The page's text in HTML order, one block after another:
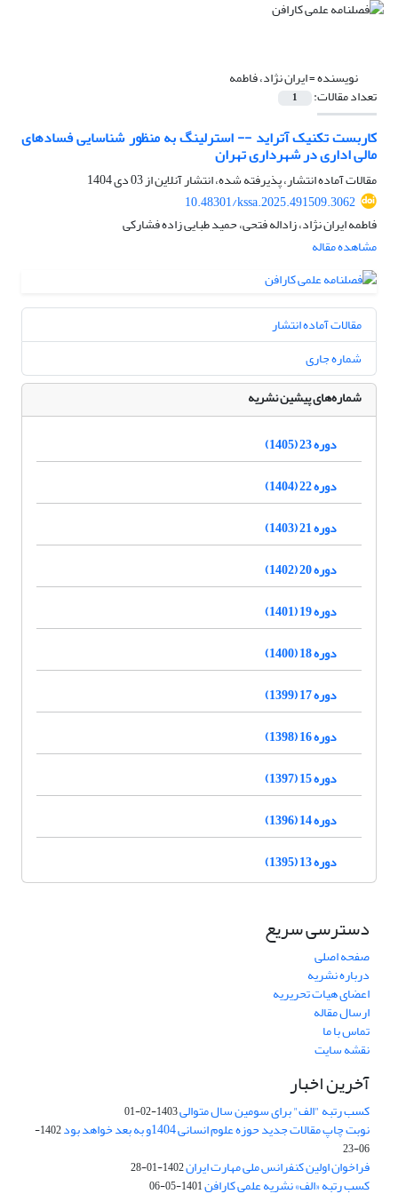
نویسنده =ایران نژاد، فاطمه
تعداد مقالات: 1
کاربست تکنیک آتراید -- استرلینگ به منظور شناسایی فسادهای
مالی اداری در شهرداری تهران
مقالات آماده انتشار، پذیرفته شده، انتشار آنلاین از03 دی 1404
10.48301/kssa.2025.491509.3062
فاطمه ایران نژاد، زاداله فتحی، حمید طبایی زاده فشارکی
مشاهده مقاله
مقالات آماده انتشار
شماره جاری
شماره‌های پیشین نشریه
دوره 23 (1405)
دوره 22 (1404)
دوره 21 (1403)
دوره 20 (1402)
دوره 19 (1401)
دوره 18 (1400)
دوره 17 (1399)
دوره 16 (1398)
دوره 15 (1397)
دوره 14 (1396)
دوره 13 (1395)
دسترسی سریع
صفحه اصلی
درباره نشریه
اعضای هیات تحریریه
ارسال مقاله
تماس با ما
نقشه سایت
آخرین اخبار
کسب رتبه "الف" برای سومین سال متوالی1403-02-01
نوبت چاپ مقالات جدید حوزه علوم انسانی 1404و به بعد خواهد بود
1402-
06-23
فراخوان اولین کنفرانس ملی مهارت ایران1402-01-28
کسب رتبه «الف» نشریه علمی کارافن1401-05-06